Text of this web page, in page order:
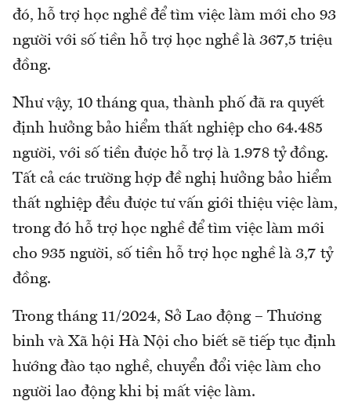
đó, hỗ trợ học nghề để tìm việc làm mới cho 93
người với số tiền hỗ trợ học nghề là 367,5 triệu
đồng.
Như vậy, 10 tháng qua, thành phố đã ra quyết
định hưởng bảo hiểm thất nghiệp cho 64.485
người, với số tiền được hỗ trợ là 1.978 tỷ đồng.
Tất cả các trường hợp đề nghị hưởng bảo hiểm
thất nghiệp đều được tư vấn giới thiệu việc làm,
trong đó hỗ trợ học nghề để tìm việc làm mới
cho 935 người, số tiền hỗ trợ học nghề là 3,7 tỷ
đồng.
Trong tháng 11/2024, Sở Lao động – Thương
binh và Xã hội Hà Nội cho biết sẽ tiếp tục định
hướng đào tạo nghề, chuyển đổi việc làm cho
người lao động khi bị mất việc làm.